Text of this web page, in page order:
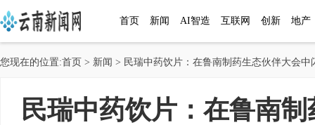
首页 新闻 AI智造 互联网 创新 地产
您现在的位置:首页 > 新闻 > 民瑞中药饮片：在鲁南制药生态伙伴大会中
民瑞中药饮片：在鲁南